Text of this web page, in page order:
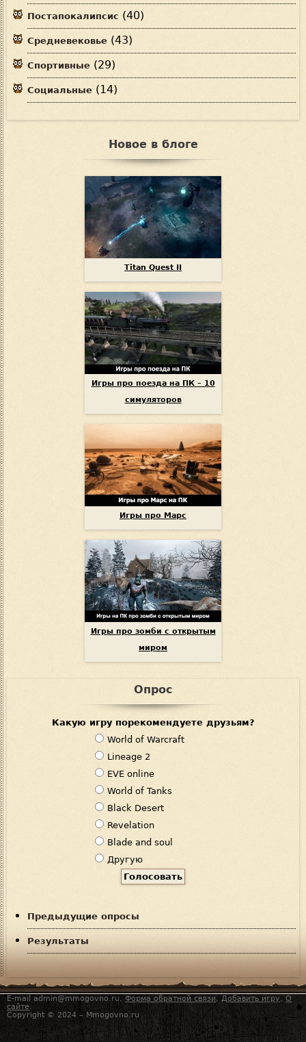
Постапокалипсис (40)
Средневековье (43)
Спортивные (29)
Социальные (14)
Новое в блоге
Titan Quest II
Игры про поезда на ПК – 10
симуляторов
Игры про Марс
Игры про зомби с открытым
миром
Опрос
Какую игру порекомендуете друзьям?
В
а
р
и
а
н
т
ы
World of Warcraft
Lineage 2
EVE online
World of Tanks
Black Desert
Revelation
Blade and soul
Другую
Предыдущие опросы
Результаты
E-mail admin@mmogovno.ru, Форма обратной связи, Добавить игру, О
сайте.
Copyright © 2024 – Mmogovno.ru